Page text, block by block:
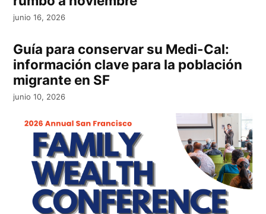
junio 16, 2026
Guía para conservar su Medi-Cal:
información clave para la población
migrante en SF
junio 10, 2026